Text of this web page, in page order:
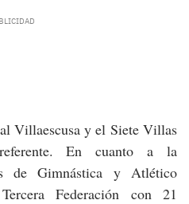
Villaescusa y el Siete Villas
En cuanto a la
de Gimnástica y Atlético
Federación con 21